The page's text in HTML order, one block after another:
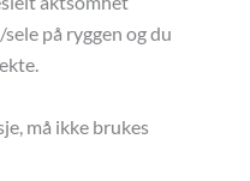
på ryggen og du
må ikke brukes